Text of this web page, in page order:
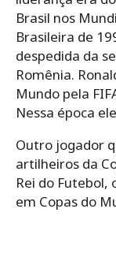
Brasil nos
Brasileira de
despedida da
Romênia.
Mundo pela
Nessa época
Outro jogador
artilheiros da
Rei do
em Copas do